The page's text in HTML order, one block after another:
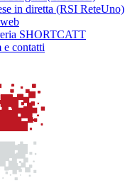
in diretta (RSI ReteUno)
SHORTCATT
e contatti